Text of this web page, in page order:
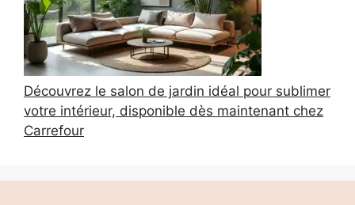
Découvrez le salon de jardin idéal pour sublimer
votre intérieur, disponible dès maintenant chez
Carrefour